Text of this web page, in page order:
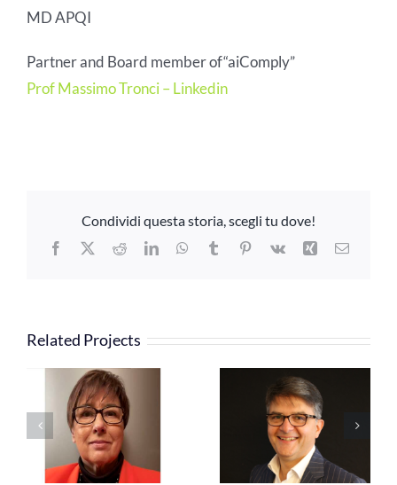
MD APQI
Partner and Board memberof“aiComply”
Prof Massimo Tronci – Linkedin
Condividi questa storia, scegli tu dove!
Facebook
X RedditLinkedInWhatsApp
TumblrPinterest
Vk Xing Email
Related Projects
Cavallari Cristiano
Freschi Carlo
Enrico